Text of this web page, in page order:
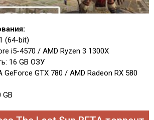
(64-bit)
i5-4570 / AMD Ryzen 3 1300X
16 GB ОЗУ
GeForce GTX 780 / AMD Radeon RX 580